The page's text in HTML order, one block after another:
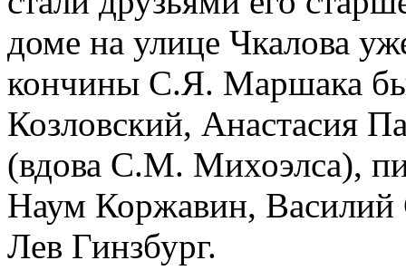
доме на улице Чкалова
кончины С.Я. Маршака
Козловский, Анастасия
(вдова С.М. Михоэлса),
Наум Коржавин,
Лев Гинзбург.